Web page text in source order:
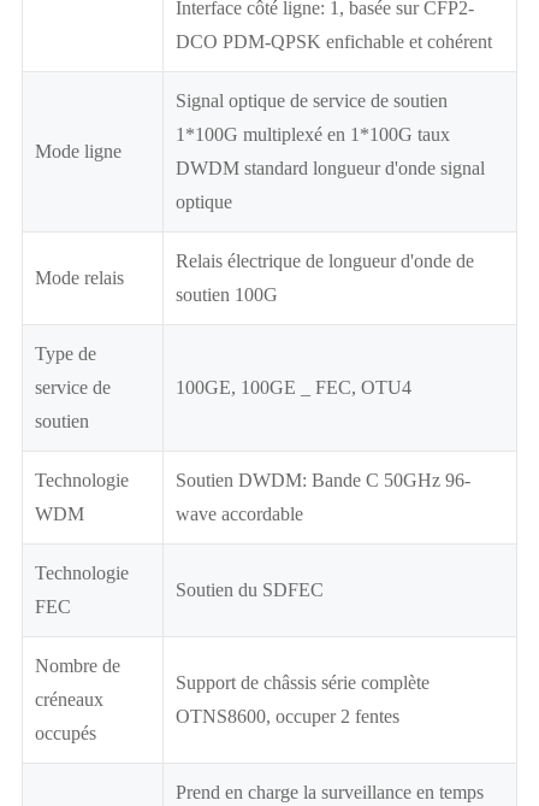
Interface côté ligne: 1, basée sur CFP2-
DCO PDM-QPSK enfichable et cohérent
Mode ligne
Signal optique de service de soutien
1*100G multiplexé en 1*100G taux
DWDM standard longueur d'onde signal
optique
Mode relais
Relais électrique de longueur d'onde de
soutien 100G
Type de
service de
soutien
100GE, 100GE _ FEC, OTU4
Technologie
WDM
Soutien DWDM: Bande C 50GHz 96-
wave accordable
Technologie
FEC
Soutien du SDFEC
Nombre de
créneaux
occupés
Support de châssis série complète
OTNS8600, occuper 2 fentes
Prend en charge la surveillance en temps